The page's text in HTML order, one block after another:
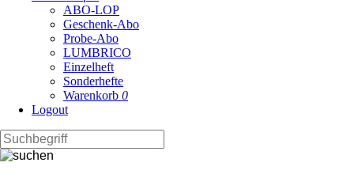
ABO-LOP
Geschenk-Abo
Probe-Abo
LUMBRICO
Einzelheft
Sonderhefte
Warenkorb 0
Logout